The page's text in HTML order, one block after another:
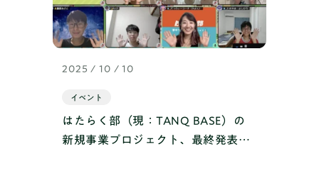
2025 / 10 / 10
イベント
はたらく部（現：TANQ BASE）の
新規事業プロジェクト、最終発表実